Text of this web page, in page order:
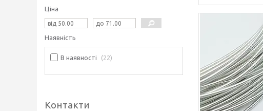
Ціна
Наявність
В наявності 22
Контакти